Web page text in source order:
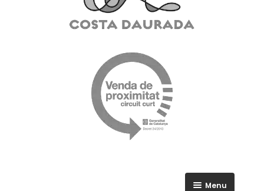
Menu